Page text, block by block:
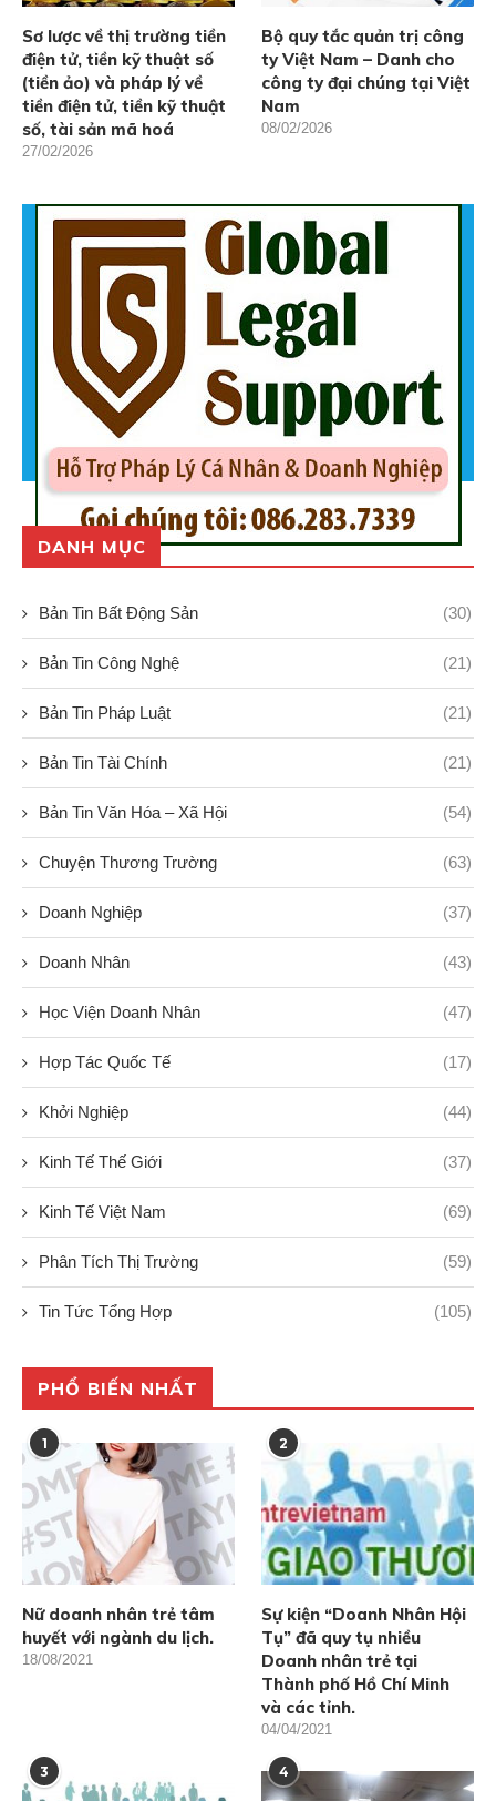
Sơ lược về thị trường tiền
điện tử, tiền kỹ thuật số
(tiền ảo) và pháp lý về
tiền điện tử, tiền kỹ thuật
số, tài sản mã hoá
27/02/2026
Bộ quy tắc quản trị công
ty Việt Nam – Danh cho
công ty đại chúng tại Việt
Nam
08/02/2026
DANH MỤC
Bản Tin Bất Động Sản (30)
Bản Tin Công Nghệ (21)
Bản Tin Pháp Luật (21)
Bản Tin Tài Chính (21)
Bản Tin Văn Hóa – Xã Hội (54)
Chuyện Thương Trường (63)
Doanh Nghiệp (37)
Doanh Nhân (43)
Học Viện Doanh Nhân (47)
Hợp Tác Quốc Tế (17)
Khởi Nghiệp (44)
Kinh Tế Thế Giới (37)
Kinh Tế Việt Nam (69)
Phân Tích Thị Trường (59)
Tin Tức Tổng Hợp (105)
PHỔ BIẾN NHẤT
1
Nữ doanh nhân trẻ tâm
huyết với ngành du lịch.
18/08/2021
2
Sự kiện “Doanh Nhân Hội
Tụ” đã quy tụ nhiều
Doanh nhân trẻ tại
Thành phố Hồ Chí Minh
và các tỉnh.
04/04/2021
3 4